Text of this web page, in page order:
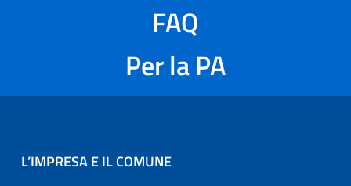
FAQ
Per la PA
L’IMPRESA E IL COMUNE